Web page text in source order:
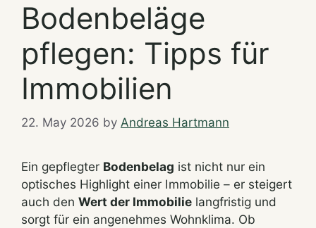
Bodenbeläge
pflegen: Tipps für
Immobilien
22. May 2026 by Andreas Hartmann
Ein gepflegter Bodenbelag ist nicht nur ein
optisches Highlight einer Immobilie – er steigert
auch den Wert der Immobilie langfristig und
sorgt für ein angenehmes Wohnklima. Ob